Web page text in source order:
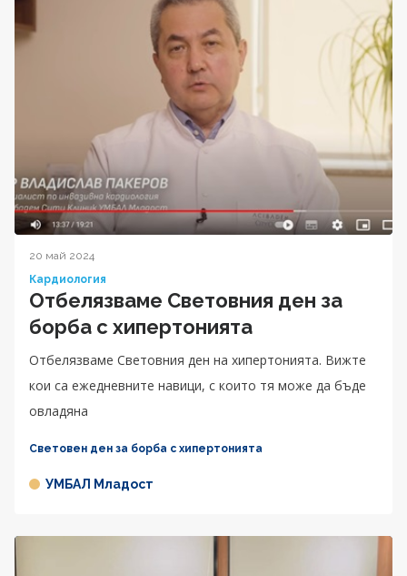
20 май 2024
Кардиология
Отбелязваме Световния ден за
борба с хипертониятa
Отбелязваме Световния ден на хипертонията. Вижте
кои са ежедневните навици, с които тя може да бъде
овладяна
Световен ден за борба с хипертонията
УМБАЛ Младост